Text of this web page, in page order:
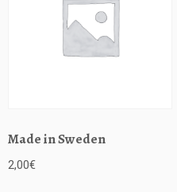
Made in Sweden
2,00€